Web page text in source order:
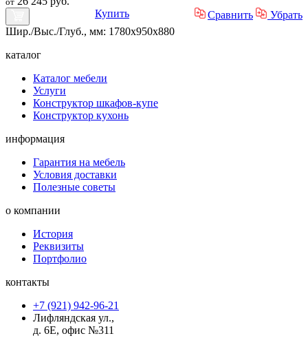
Купить
Сравнить
Убрать
Шир./Выс./Глуб., мм: 1780x950x880
каталог
Каталог мебели
Услуги
Конструктор шкафов-купе
Конструктор кухонь
информация
Гарантия на мебель
Условия доставки
Полезные советы
о компании
История
Реквизиты
Портфолио
контакты
+7 (921) 942-96-21
Лифляндская ул.,
д. 6Е, офис №311